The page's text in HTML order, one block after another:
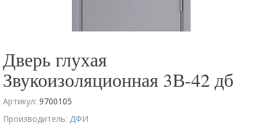
Дверь глухая
Звукоизоляционная 3В-42 дб
Артикул: 9700105
Производитель: ДФИ